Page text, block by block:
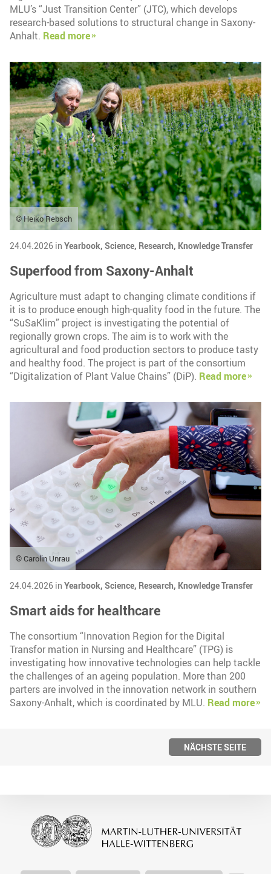
MLU’s “Just Transition Center” (JTC), which develops
research-based solutions to structural change in Saxony-
Anhalt. Read more
© Heiko Rebsch
24.04.2026 in Yearbook, Science, Research, Knowledge Transfer
Superfood from Saxony-Anhalt
Agriculture must adapt to changing climate conditions if
it is to produce enough high-quality food in the future. The
“SuSaKlim” project is investigating the potential of
regionally grown crops. The aim is to work with the
agricultural and food production sectors to produce tasty
and healthy food. The project is part of the consortium
“Digitalization of Plant Value Chains” (DiP). Read more
© Carolin Unrau
24.04.2026 in Yearbook, Science, Research, Knowledge Transfer
Smart aids for healthcare
The consortium “Innovation Region for the Digital
Transfor mation in Nursing and Healthcare” (TPG) is
investigating how innovative technologies can help tackle
the challenges of an ageing population. More than 200
parters are involved in the innovation network in southern
Saxony-Anhalt, which is coordinated by MLU. Read more
NÄCHSTE SEITE